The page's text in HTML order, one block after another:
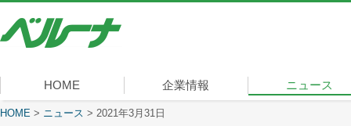
式
ベ
ル
ー
HOME 企業情報
社長メッセージ
会社概要
経営理念
沿革
組織図
事業内容
役員一覧
所在地
ニュース
現在表示しているページ
HOME > ニュース > 2021年3月31日